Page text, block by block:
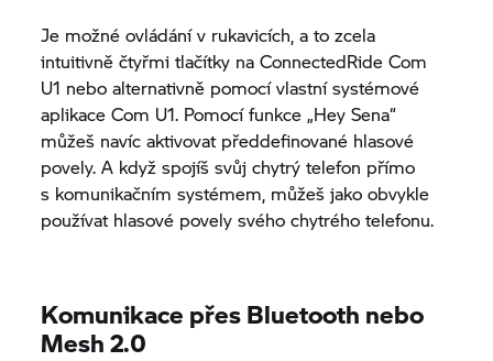
Je možné ovládání v rukavicích, a to zcela
intuitivně čtyřmi tlačítky na ConnectedRide Com
U1 nebo alternativně pomocí vlastní systémové
aplikace Com U1. Pomocí funkce „Hey Sena“
můžeš navíc aktivovat předdefinované hlasové
povely. A když spojíš svůj chytrý telefon přímo
s komunikačním systémem, můžeš jako obvykle
používat hlasové povely svého chytrého telefonu.
Komunikace přes Bluetooth nebo
Mesh 2.0